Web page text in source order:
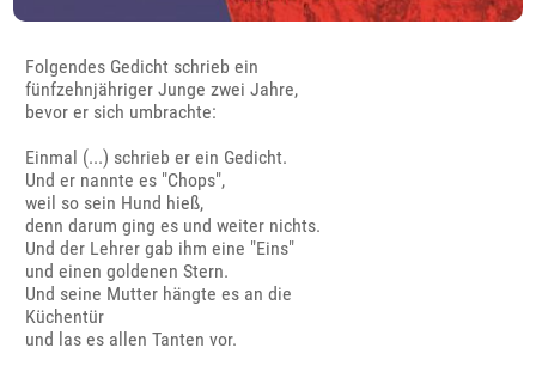
Folgendes Gedicht schrieb ein
fünfzehnjähriger Junge zwei Jahre,
bevor er sich umbrachte:
Einmal (...) schrieb er ein Gedicht.
Und er nannte es "Chops",
weil so sein Hund hieß,
denn darum ging es und weiter nichts.
Und der Lehrer gab ihm eine "Eins"
und einen goldenen Stern.
Und seine Mutter hängte es an die
Küchentür
und las es allen Tanten vor.